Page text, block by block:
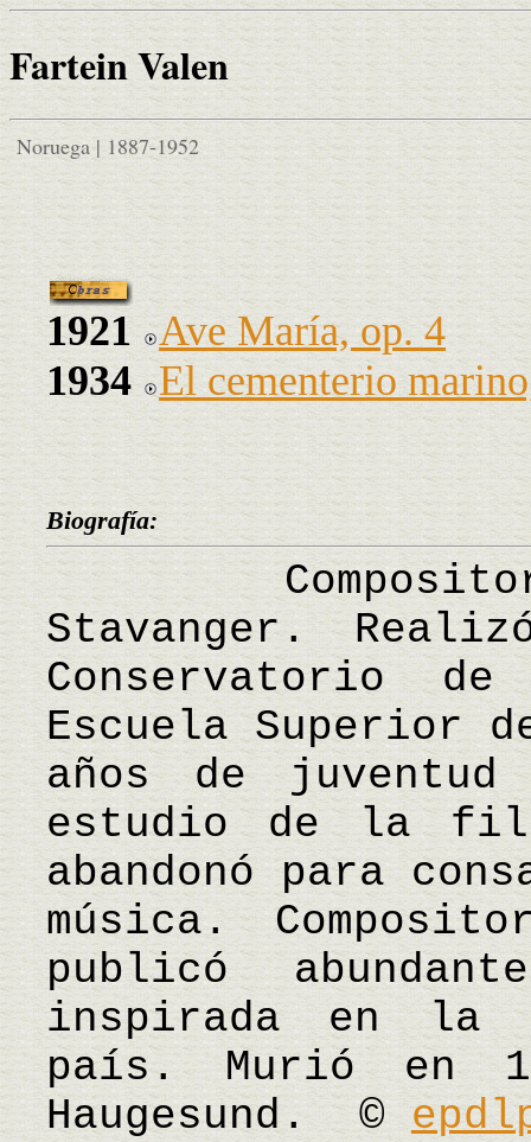
Fartein Valen
Noruega | 1887-1952
1921
Ave María, op. 4
1934 El cementerio
Biografía:
Compositor
Stavanger.
Conservatorio
Escuela Superior
años de
estudio de la
abandonó para
música.
publicó
inspirada en la
país. Murió en
Haugesund. ©